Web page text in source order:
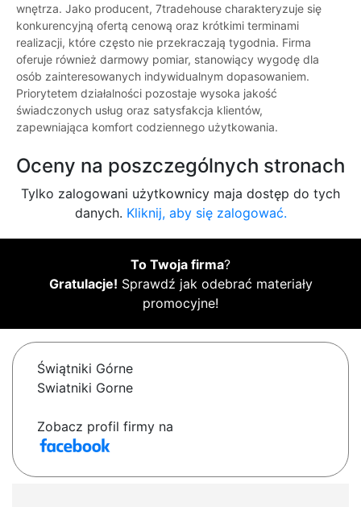
wnętrza. Jako producent, 7tradehouse charakteryzuje się
konkurencyjną ofertą cenową oraz krótkimi terminami
realizacji, które często nie przekraczają tygodnia. Firma
oferuje również darmowy pomiar, stanowiący wygodę dla
osób zainteresowanych indywidualnym dopasowaniem.
Priorytetem działalności pozostaje wysoka jakość
świadczonych usług oraz satysfakcja klientów,
zapewniająca komfort codziennego użytkowania.
Oceny na poszczególnych stronach
Tylko zalogowani użytkownicy maja dostęp do tych
danych. Kliknij, aby się zalogować.
To Twoja firma?
Gratulacje! Sprawdź jak odebrać materiały
promocyjne!
Świątniki Górne
Swiatniki Gorne
Zobacz profil firmy na